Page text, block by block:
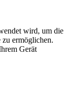
wird, um die
ermöglichen.
Gerät